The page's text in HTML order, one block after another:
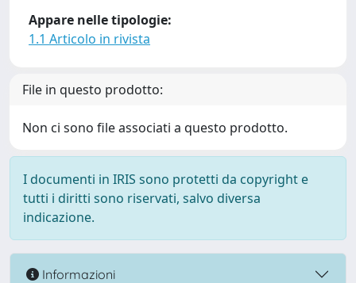
Appare nelle tipologie:
1.1 Articolo in rivista
File in questo prodotto:
Non ci sono file associati a questo prodotto.
I documenti in IRIS sono protetti da copyright e
tutti i diritti sono riservati, salvo diversa
indicazione.
Informazioni